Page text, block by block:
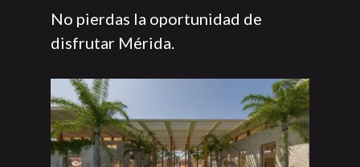
No pierdas la oportunidad de
disfrutar Mérida.